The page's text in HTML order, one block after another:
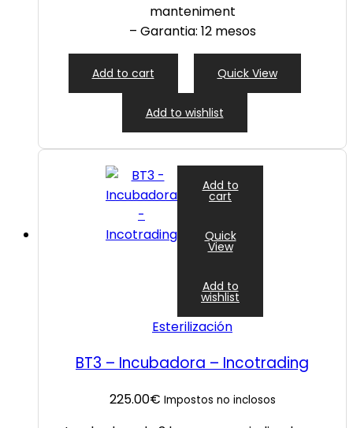
manteniment
– Garantia: 12 mesos
Add to cart Quick View
Add to wishlist
Add to
cart
Quick
View
Add to
wishlist
Esterilización
BT3 – Incubadora – Incotrading
225.00€ Impostos no inclosos